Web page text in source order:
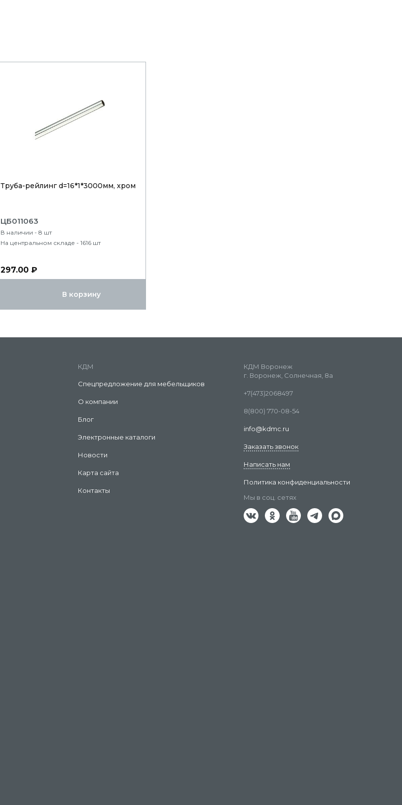
Труба-рейлинг d=16*1*3000мм, хром
ЦБ011063
В наличии - 8 шт
На центральном складе - 1616 шт
297.00 ₽
В корзину
КДМ
Спецпредложение для мебельщиков
О компании
Блог
Электронные каталоги
Новости
Карта сайта
Контакты
КДМ Воронеж
г. Воронеж, Солнечная, 8а
+7(473)2068497
8(800) 770-08-54
info@kdmc.ru
Заказать звонок
Написать нам
Политика конфиденциальности
Мы в соц. сетях